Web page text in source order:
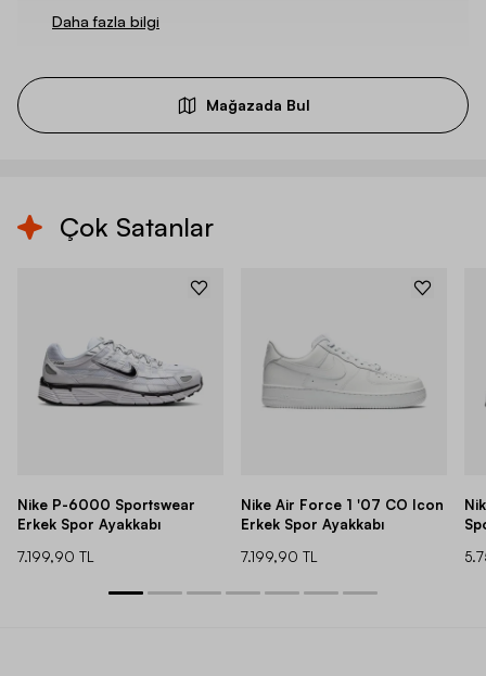
Daha fazla bilgi
Mağazada Bul
Çok Satanlar
Nike P-6000 Sportswear
Erkek Spor Ayakkabı
7.199,90 TL
Nike Air Force 1 '07 CO Icon
Erkek Spor Ayakkabı
7.199,90 TL